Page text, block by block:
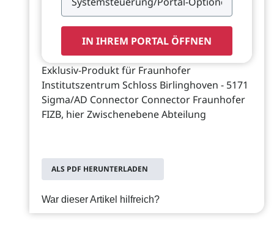
IN IHREM PORTAL ÖFFNEN
Exklusiv-Produkt für Fraunhofer
Institutszentrum Schloss Birlinghoven - 5171
Sigma/AD Connector Connector Fraunhofer
FIZB, hier Zwischenebene Abteilung
ALS PDF HERUNTERLADEN
War dieser Artikel hilfreich?